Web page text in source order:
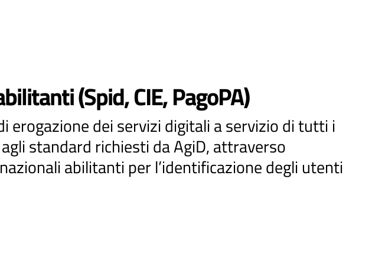
(Spid, CIE, PagoPA)
erogazione dei servizi digitali a servizio di tutti i
standard richiesti da AgiD, attraverso
abilitanti per l’identificazione degli utenti